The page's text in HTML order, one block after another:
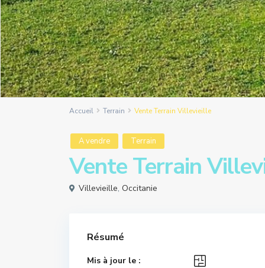
Accueil Terrain Vente Terrain Villevieille
A vendre Terrain
Vente Terrain
Villevieille, Occitanie
Résumé
Mis à jour le :